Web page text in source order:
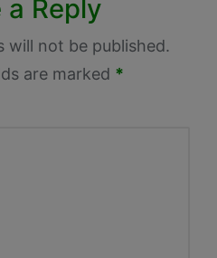
a Reply
will not be published.
are marked *